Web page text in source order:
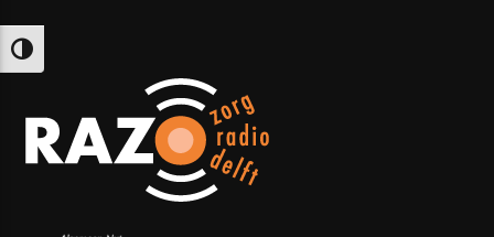
Keuze voor hoog contrast